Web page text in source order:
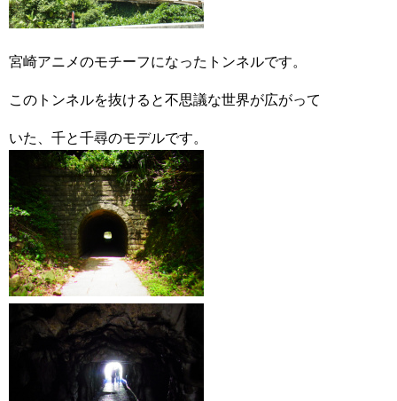
宮崎アニメのモチーフになったトンネルです。
このトンネルを抜けると不思議な世界が広がって
いた、千と千尋のモデルです。